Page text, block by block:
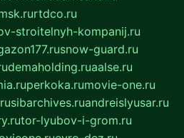
rtdco.ru
stroitelnyh-kompanij.ru
snow-guard.ru
demaholding.ruaalse.ru
perkoka.rumovie-one.ru
sibarchives.ruandreislyusar.ru
tor-lyubov-i-grom.ru